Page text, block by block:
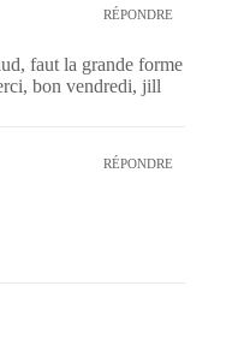
RÉPONDRE
faut la grande forme
bon vendredi, jill
RÉPONDRE